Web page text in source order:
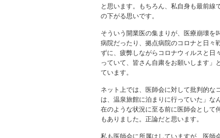
と思います。もちろん、私自身も最前線
の下がる思いです。
そういう開業医の集まりが、医療崩壊を
病院だったり、拠点病院のコロナと日々
ずに、疲弊しながらコロナウィルスと日
っていて、皆さん自粛をお願いします」
ています。
ネット上では、医師会に対して批判的な
は、温泉旅館に泊まりに行っていた」な
在のような状況に至る前に医師会として
もありました。正論だと思います。
私も医師会に所属はしていますが、医師